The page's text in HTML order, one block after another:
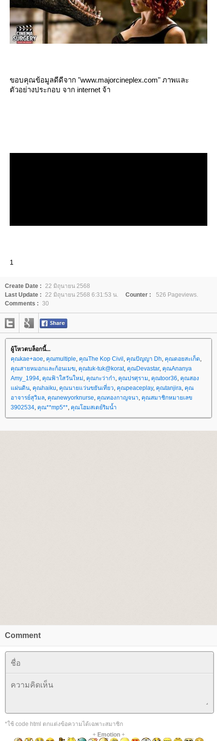
ขอบคุณข้อมูลดีดีจาก "www.majorcineplex.com" ภาพและ
ตัวอย่างประกอบ จาก internet จ้า
1
Create Date : 22 มิถุนายน 2568
Last Update : 22 มิถุนายน 2568 6:31:53 น. Counter :
526 Pageviews.
Comments : 30
ผู้โหวตบล็อกนี้...
คุณkae+aoe, คุณmultiple, คุณThe Kop Civil , คุณปัญญา Dh, คุณดอยสะเก็ด,
คุณสายหมอกและก้อนเมฆ, คุณtuk-tuk@korat, คุณDevastar, คุณAnanya
Amy_1994, คุณฟ้าใสวันใหม่, คุณกะว่าก๋า, คุณปรศุราม, คุณtoor36, คุณสอง
ผ่นดิน, คุณhaiku, คุณนายแว่นขยันเที่ยว, คุณpeaceplay, คุณtanjira, คุณ
อาจารย์สุวิมล, คุณnewyorknurse, คุณทองกาญจนา, คุณสมาชิกหมายเลข
3902534, คุณ**mp5**, คุณโฮมสเตย์ริมน้ำ
Comment
*ใช้ code html ตกแต่งข้อความได้เฉพาะสมาชิก
+ Emotion+